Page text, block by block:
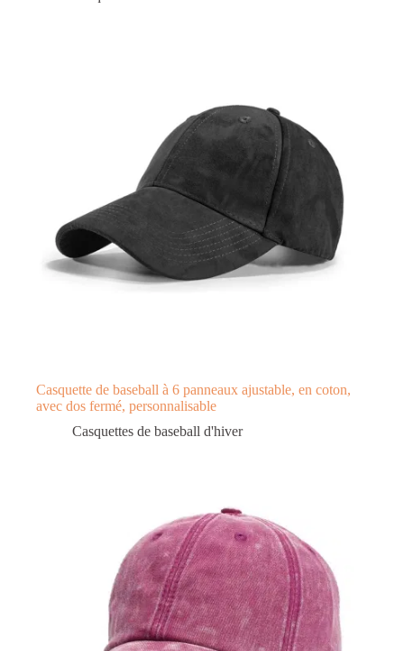
Casquette de baseball à 6 panneaux ajustable, en coton,
avec dos fermé, personnalisable
Casquettes de baseball d'hiver